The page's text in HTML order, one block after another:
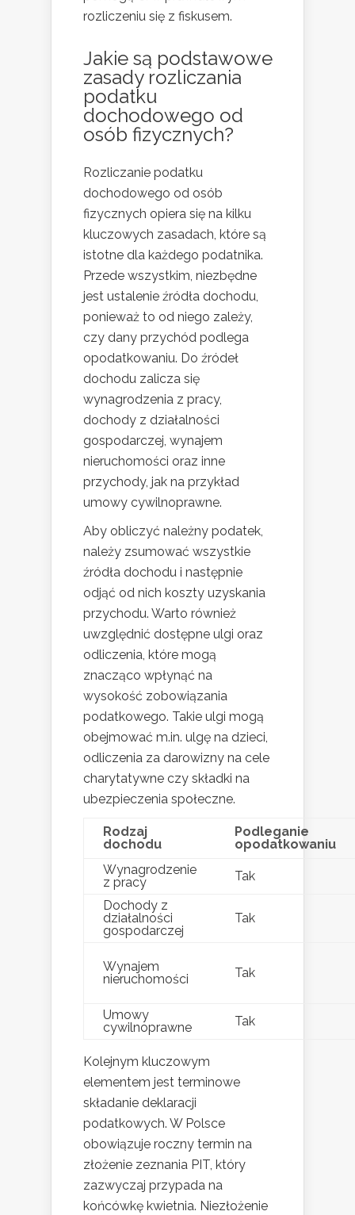
rozliczeniu się z fiskusem.
Jakie są podstawowe
zasady rozliczania
podatku
dochodowego od
osób fizycznych?
Rozliczanie podatku
dochodowego od osób
fizycznych opiera się na kilku
kluczowych zasadach, które są
istotne dla każdego podatnika.
Przede wszystkim, niezbędne
jest ustalenie źródła dochodu,
ponieważ to od niego zależy,
czy dany przychód podlega
opodatkowaniu. Do źródeł
dochodu zalicza się
wynagrodzenia z pracy,
dochody z działalności
gospodarczej, wynajem
nieruchomości oraz inne
przychody, jak na przykład
umowy cywilnoprawne.
Aby obliczyć należny podatek,
należy zsumować wszystkie
źródła dochodu i następnie
odjąć od nich koszty uzyskania
przychodu. Warto również
uwzględnić dostępne ulgi oraz
odliczenia, które mogą
znacząco wpłynąć na
wysokość zobowiązania
podatkowego. Takie ulgi mogą
obejmować m.in. ulgę na dzieci,
odliczenia za darowizny na cele
charytatywne czy składki na
ubezpieczenia społeczne.
Rodzaj
dochodu
Podleganie
opodatkowaniu
Wynagrodzenie
z pracy
Tak
Dochody z
działalności
gospodarczej
Tak
Wynajem
nieruchomości
Tak
Umowy
cywilnoprawne
Tak
Kolejnym kluczowym
elementem jest terminowe
składanie deklaracji
podatkowych. W Polsce
obowiązuje roczny termin na
złożenie zeznania PIT, który
zazwyczaj przypada na
końcówkę kwietnia. Niezłożenie